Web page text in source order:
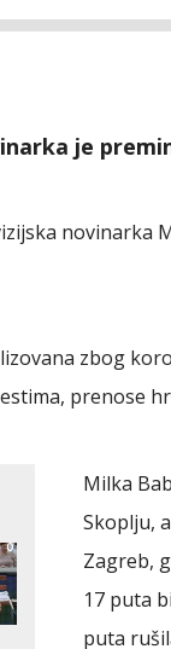
je
novinarka
zbog
prenose
0
Milka
Skoplju,
Zagreb,
17 puta
puta